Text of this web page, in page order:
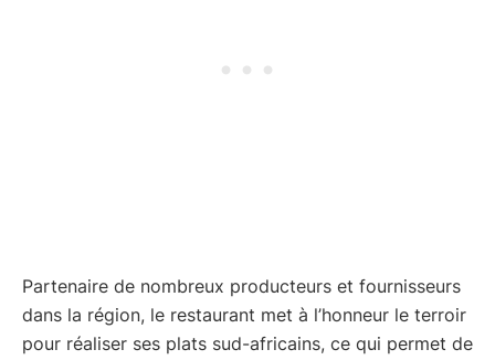
Partenaire de nombreux producteurs et fournisseurs
dans la région, le restaurant met à l’honneur le terroir
pour réaliser ses plats sud-africains, ce qui permet de